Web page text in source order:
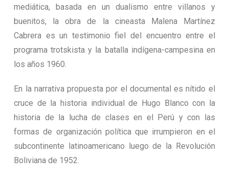
mediática, basada en un dualismo entre villanos y
buenitos, la obra de la cineasta Malena Martínez
Cabrera es un testimonio fiel del encuentro entre el
programa trotskista y la batalla indígena-campesina en
los años 1960.
En la narrativa propuesta por el documental es nítido el
cruce de la historia individual de Hugo Blanco con la
historia de la lucha de clases en el Perú y con las
formas de organización política que irrumpieron en el
subcontinente latinoamericano luego de la Revolución
Boliviana de 1952.